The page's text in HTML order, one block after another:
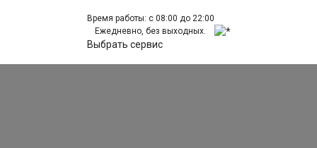
Время работы: с 08:00 до 22:00
Ежедневно, без выходных.
Выбрать сервис